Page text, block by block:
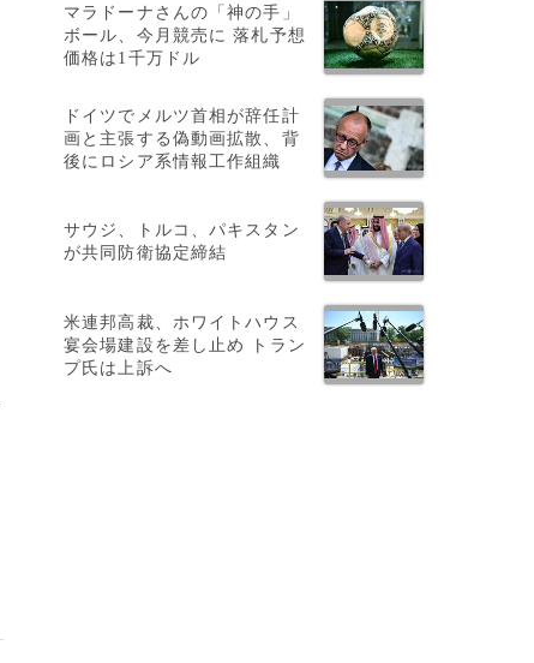
マラドーナさんの「神の手」
ボール、今月競売に 落札予想
価格は1千万ドル
ドイツでメルツ首相が辞任計
画と主張する偽動画拡散、背
後にロシア系情報工作組織
サウジ、トルコ、パキスタン
が共同防衛協定締結
米連邦高裁、ホワイトハウス
宴会場建設を差し止め トラン
プ氏は上訴へ